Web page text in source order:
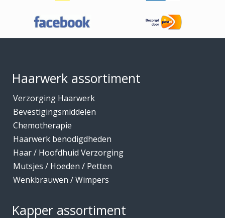
Haarwerk assortiment
Verzorging Haarwerk
Bevestigingsmiddelen
Chemotherapie
Haarwerk benodigdheden
Haar / Hoofdhuid Verzorging
Mutsjes / Hoeden / Petten
Wenkbrauwen / Wimpers
Kapper assortiment